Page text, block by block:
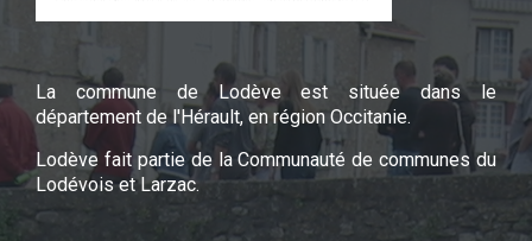
La commune de Lodève est située dans le
département de l'Hérault, en région Occitanie.
Lodève fait partie de la Communauté de communes du
Lodévois et Larzac.